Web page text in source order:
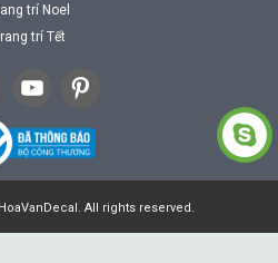
trí Noel
trí Tết
All rights reserved.